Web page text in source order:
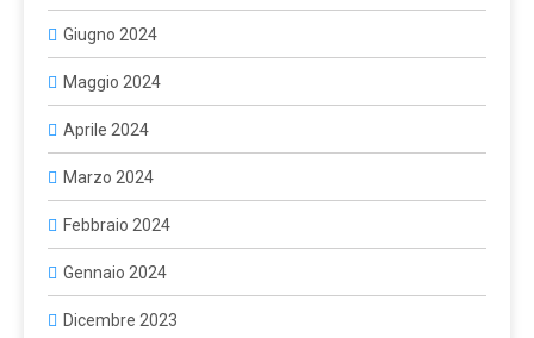
Giugno 2024
Maggio 2024
Aprile 2024
Marzo 2024
Febbraio 2024
Gennaio 2024
Dicembre 2023